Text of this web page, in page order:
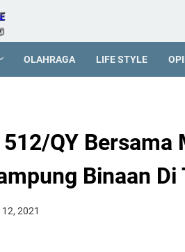
OLAHRAGA LIFE STYLE
QY Bersama
Binaan Di
2021